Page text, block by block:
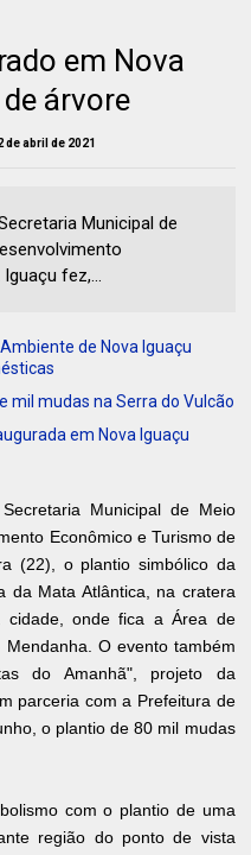
em Nova
árvore
de abril de 2021
Municipal de
fez,...
de Nova Iguaçu
mil mudas na Serra do Vulcão
em Nova Iguaçu
Municipal de Meio
Econômico e Turismo de
(22), o plantio simbólico da
da Mata Atlântica, na cratera
cidade, onde fica a Área de
Mendanha. O evento também
do Amanhã", projeto da
parceria com a Prefeitura de
o plantio de 80 mil mudas
com o plantio de uma
região do ponto de vista